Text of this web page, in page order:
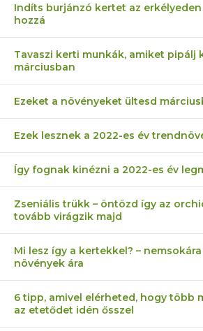
Indíts burjánzó kertet az erkélyeden
hozzá
Tavaszi kerti munkák, amiket pipálj
márciusban
Ezeket a növényeket ültesd
Ezek lesznek a 2022-es év
Így fognak kinézni a 2022-es év
Zseniális trükk – öntözd így az
tovább virágzik majd
Mi lesz így a kertekkel? –
növények ára
6 tipp, amivel elérheted, hogy több
az etetődet idén ősszel